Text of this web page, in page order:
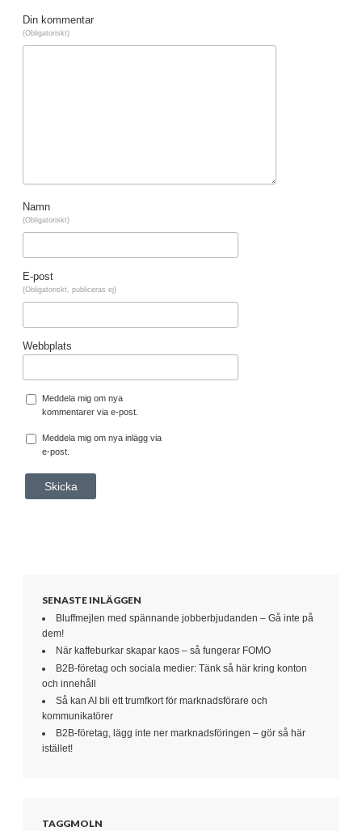
Din kommentar
(Obligatoriskt)
Namn
(Obligatoriskt)
E-post
(Obligatoriskt, publiceras ej)
Webbplats
Meddela mig om nya
kommentarer via e-post.
Meddela mig om nya inlägg via
e-post.
SENASTE INLÄGGEN
Bluffmejlen med spännande jobberbjudanden – Gå inte på
dem!
När kaffeburkar skapar kaos – så fungerar FOMO
B2B-företag och sociala medier: Tänk så här kring konton
och innehåll
Så kan AI bli ett trumfkort för marknadsförare och
kommunikatörer
B2B-företag, lägg inte ner marknadsföringen – gör så här
istället!
TAGGMOLN